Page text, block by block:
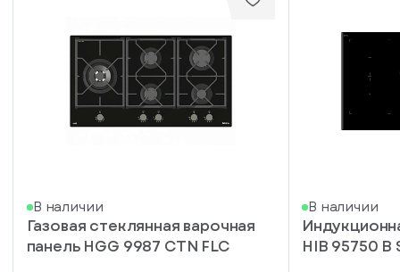
В наличии
Газовая стеклянная варочная
панель HGG 9987 CTN FLC
В наличии
HIB 95750 B